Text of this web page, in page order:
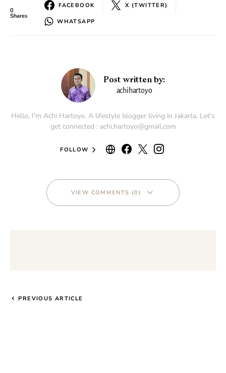
0
Shares
FACEBOOK X (TWITTER)
WHATSAPP
Post written by:
achihartoyo
Hello, I'm Achi Hartoyo. A lifestyle blogger living in Jakarta. Let's
get connected : achi.hartoyo@gmail.com
FOLLOW
VIEW COMMENTS (0)
PREVIOUS ARTICLE